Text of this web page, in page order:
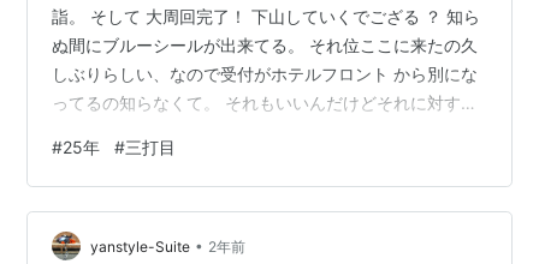
詣。 そして 大周回完了！ 下山していくでござる ？ 知ら
ぬ間にブルーシールが出来てる。 それ位ここに来たの久
しぶりらしい、なので受付がホテルフロント から別にな
ってるの知らなくて。 それもいいんだけどそれに対する
ら普通に聞いてるだけなのに。 言い方って大事よね、気
分を害するような言い回しは フロントマン失格だと思
う。 二人でそう感じたのだから間違いではないだろう。
単独ならもう別場所即行くが兄さんいるしまあいいやと
#25年 #三打目
yanstyle-Suite • 2年前